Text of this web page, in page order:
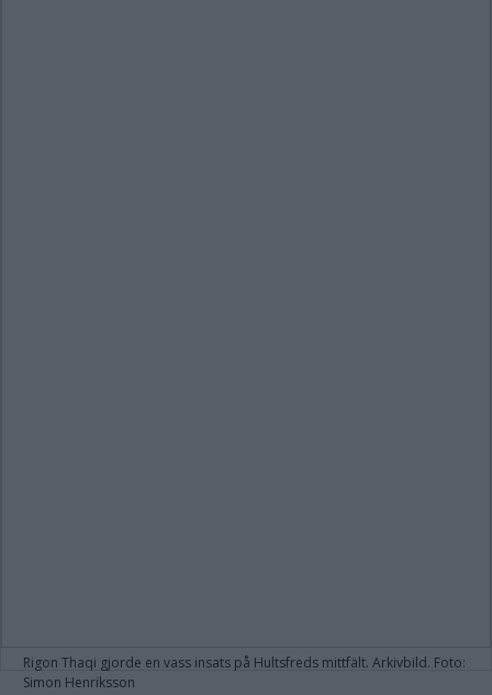
Rigon Thaqi gjorde en vass insats på Hultsfreds mittfält. Arkivbild. Foto:
Simon Henriksson